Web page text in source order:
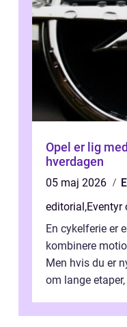
Opel er lig
hverdagen
05 maj 2026
editorial,Eventyr
En cykelferie er
kombinere
Men hvis du er
om lange